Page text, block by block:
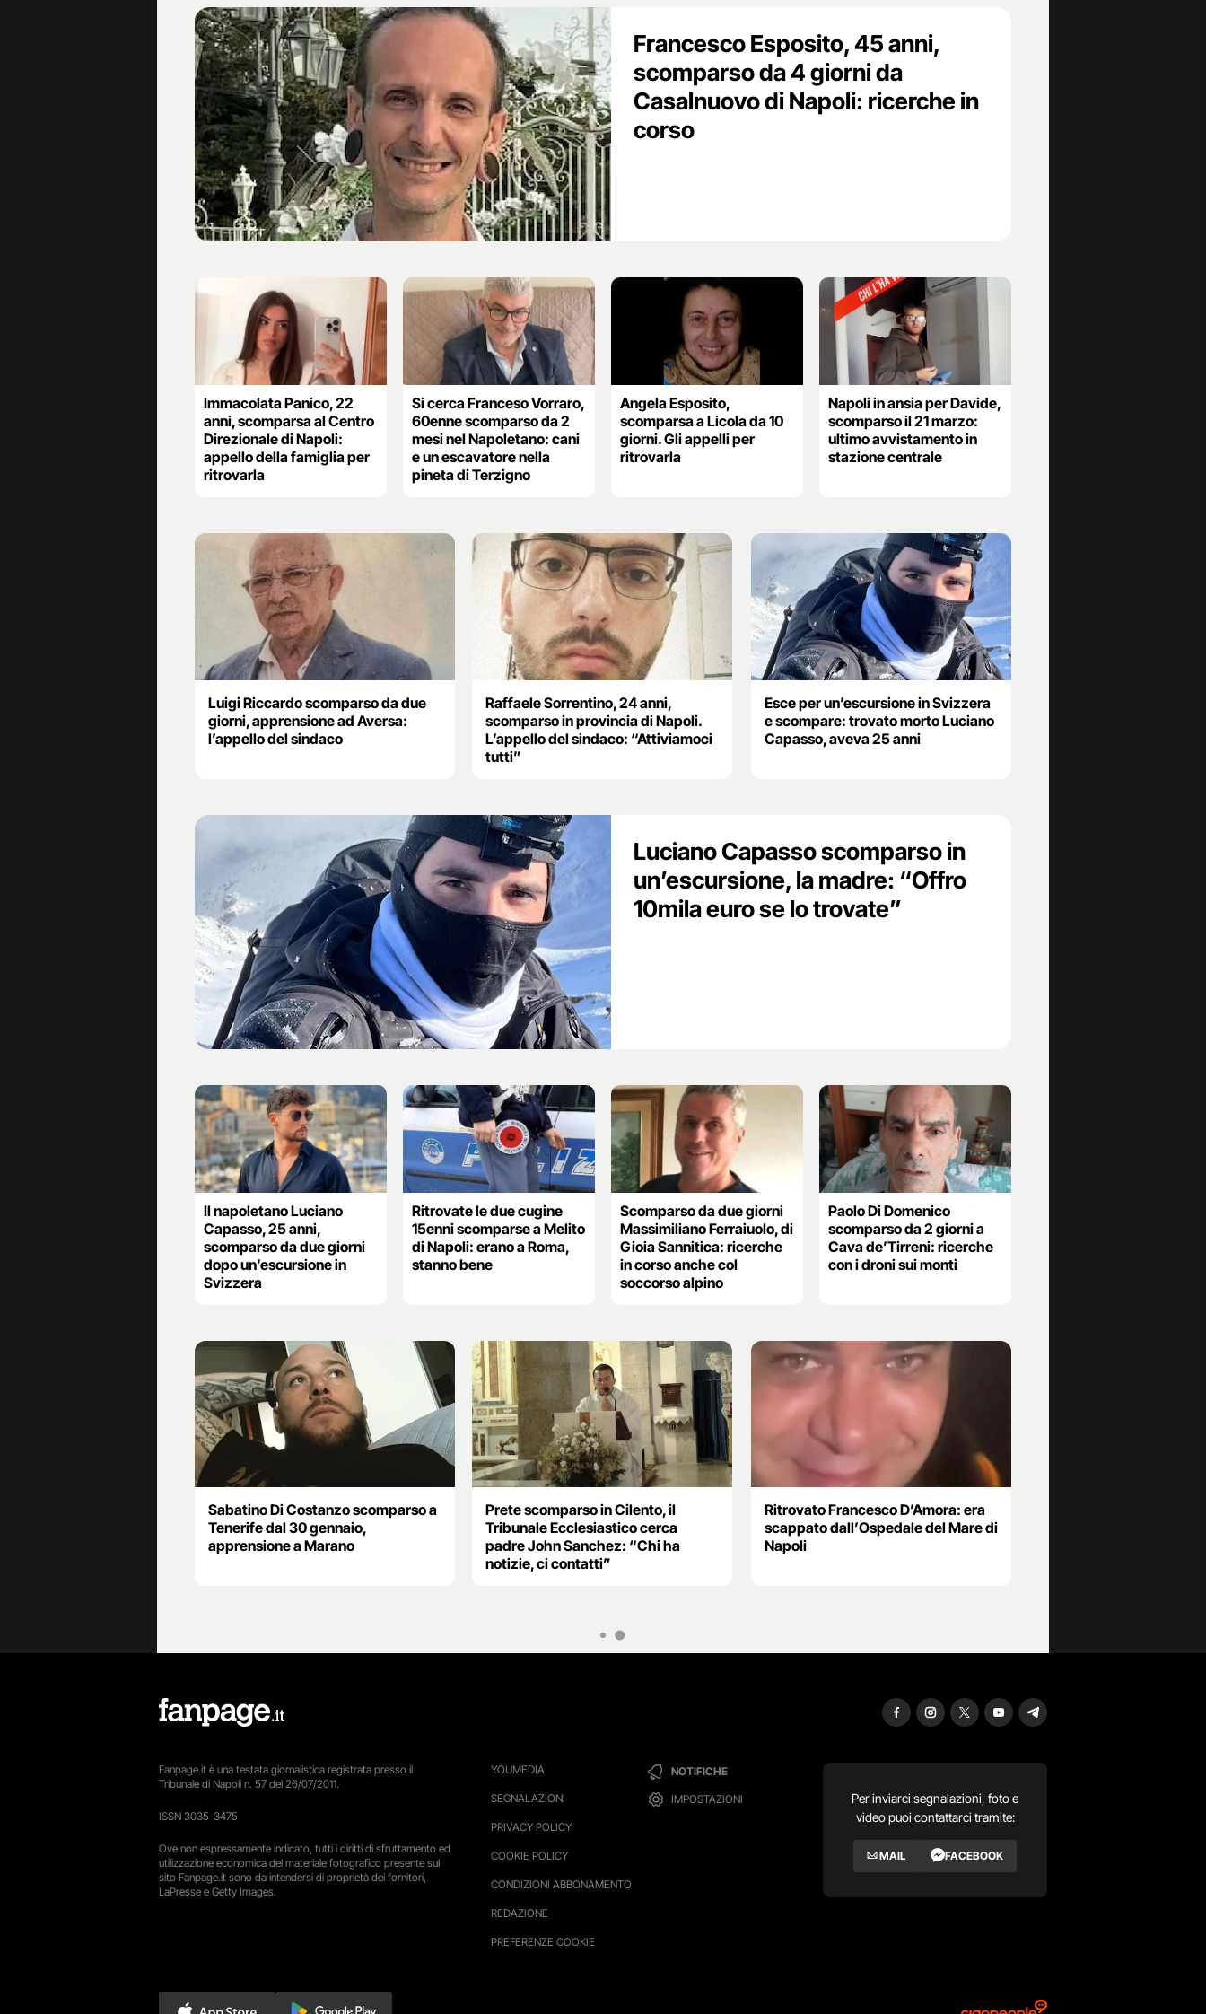
Francesco Esposito, 45 anni,
scomparso da 4 giorni da
Casalnuovo di Napoli: ricerche in
corso
Immacolata Panico, 22
anni, scomparsa al Centro
Direzionale di Napoli:
appello della famiglia per
ritrovarla
Si cerca Franceso Vorraro,
60enne scomparso da 2
mesi nel Napoletano: cani
e un escavatore nella
pineta di Terzigno
Angela Esposito,
scomparsa a Licola da 10
giorni. Gli appelli per
ritrovarla
Napoli in ansia per Davide,
scomparso il 21 marzo:
ultimo avvistamento in
stazione centrale
Luigi Riccardo scomparso da due
giorni, apprensione ad Aversa:
l’appello del sindaco
Raffaele Sorrentino, 24 anni,
scomparso in provincia di Napoli.
L’appello del sindaco: “Attiviamoci
tutti”
Esce per un’escursione in Svizzera
e scompare: trovato morto Luciano
Capasso, aveva 25 anni
Luciano Capasso scomparso in
un’escursione, la madre: “Offro
10mila euro se lo trovate”
Il napoletano Luciano
Capasso, 25 anni,
scomparso da due giorni
dopo un’escursione in
Svizzera
Ritrovate le due cugine
15enni scomparse a Melito
di Napoli: erano a Roma,
stanno bene
Scomparso da due giorni
Massimiliano Ferraiuolo, di
Gioia Sannitica: ricerche
in corso anche col
soccorso alpino
Paolo Di Domenico
scomparso da 2 giorni a
Cava de’Tirreni: ricerche
con i droni sui monti
Sabatino Di Costanzo scomparso a
Tenerife dal 30 gennaio,
apprensione a Marano
Prete scomparso in Cilento, il
Tribunale Ecclesiastico cerca
padre John Sanchez: “Chi ha
notizie, ci contatti”
Ritrovato Francesco D’Amora: era
scappato dall’Ospedale del Mare di
Napoli
YOUMEDIA
SEGNALAZIONI
PRIVACY POLICY
COOKIE POLICY
CONDIZIONI ABBONAMENTO
REDAZIONE
PREFERENZE COOKIE
NOTIFICHE
IMPOSTAZIONI
Per inviarci segnalazioni, foto e
video puoi contattarci tramite:
MAIL FACEBOOK
Fanpage.it è una testata giornalistica registrata presso il
Tribunale di Napoli n. 57 del 26/07/2011.
ISSN 3035-3475
Ove non espressamente indicato, tutti i diritti di sfruttamento ed
utilizzazione economica del materiale fotografico presente sul
sito Fanpage.it sono da intendersi di proprietà dei fornitori,
LaPresse e Getty Images.